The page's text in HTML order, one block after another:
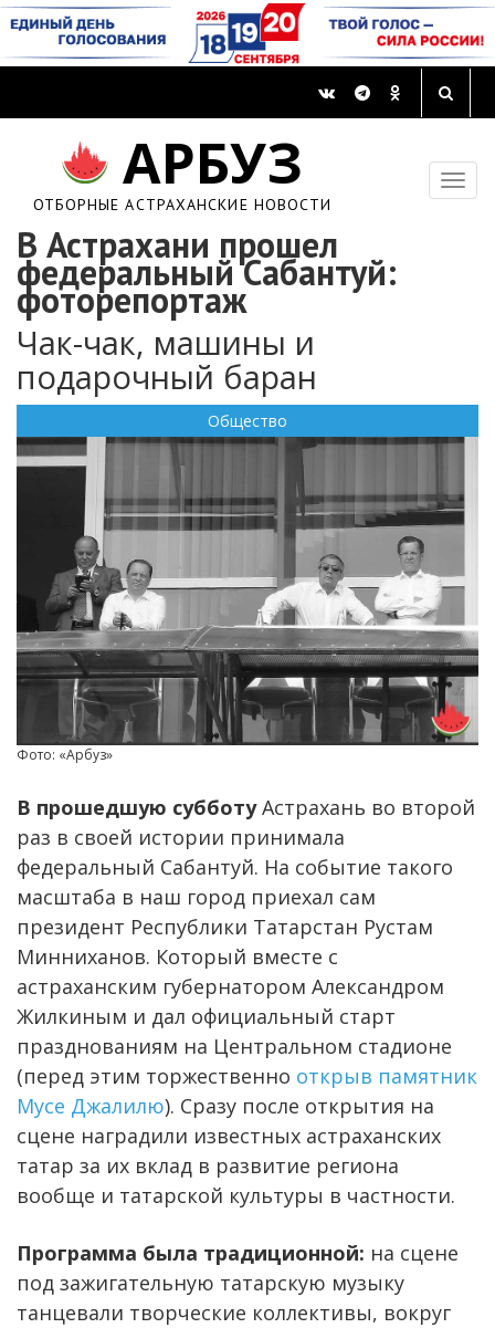
АРБУЗ
ОТБОРНЫЕ АСТРАХАНСКИЕ НОВОСТИ
В Астрахани прошел
федеральный Сабантуй:
фоторепортаж
Чак-чак, машины и
подарочный баран
Общество
Фото: «Арбуз»
В прошедшую субботуАстрахань во второй
раз в своей истории принимала
федеральный Сабантуй. На событие такого
масштаба в наш город приехал сам
президент Республики Татарстан Рустам
Минниханов. Который вместе с
астраханским губернатором Александром
Жилкиным и дал официальный старт
празднованиям на Центральном стадионе
(перед этим торжественно открыв памятник
Мусе Джалилю). Сразу после открытия на
сцене наградили известных астраханских
татар за их вклад в развитие региона
вообще и татарской культуры в частности.
Программа была традиционной: на сцене
под зажигательную татарскую музыку
танцевали творческие коллективы, вокруг